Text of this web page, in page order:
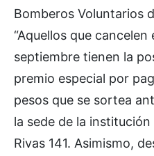
Bomberos Voluntarios
“Aquellos que
septiembre tienen la
premio especial por
pesos que se sortea
la sede de la
Rivas 141. Asimismo,